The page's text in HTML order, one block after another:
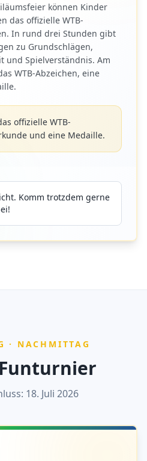
können Kinder
das offizielle WTB-
In rund drei Stunden gibt
zu Grundschlägen,
und Spielverständnis. Am
WTB-Abzeichen, eine
offizielle WTB-
und eine Medaille.
Komm trotzdem gerne
· NACHMITTAG
18. Juli 2026